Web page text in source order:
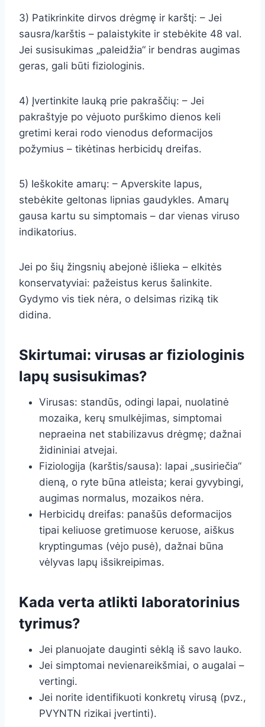
3) Patikrinkite dirvos drėgmę ir karštį: – Jei
sausra/karštis – palaistykite ir stebėkite 48 val.
Jei susisukimas „paleidžia“ ir bendras augimas
geras, gali būti fiziologinis.
4) Įvertinkite lauką prie pakraščių: – Jei
pakraštyje po vėjuoto purškimo dienos keli
gretimi kerai rodo vienodus deformacijos
požymius – tikėtinas herbicidų dreifas.
5) Ieškokite amarų: – Apverskite lapus,
stebėkite geltonas lipnias gaudykles. Amarų
gausa kartu su simptomais – dar vienas viruso
indikatorius.
Jei po šių žingsnių abejonė išlieka – elkitės
konservatyviai: pažeistus kerus šalinkite.
Gydymo vis tiek nėra, o delsimas riziką tik
didina.
Skirtumai: virusas ar fiziologinis
lapų susisukimas?
Virusas: standūs, odingi lapai, nuolatinė
mozaika, kerų smulkėjimas, simptomai
nepraeina net stabilizavus drėgmę; dažnai
židininiai atvejai.
Fiziologija (karštis/sausa): lapai „susiriečia“
dieną, o ryte būna atleista; kerai gyvybingi,
augimas normalus, mozaikos nėra.
Herbicidų dreifas: panašūs deformacijos
tipai keliuose gretimuose keruose, aiškus
kryptingumas (vėjo pusė), dažnai būna
vėlyvas lapų išsikreipimas.
Kada verta atlikti laboratorinius
tyrimus?
Jei planuojate dauginti sėklą iš savo lauko.
Jei simptomai nevienareikšmiai, o augalai –
vertingi.
Jei norite identifikuoti konkretų virusą (pvz.,
PVYNTN rizikai įvertinti).